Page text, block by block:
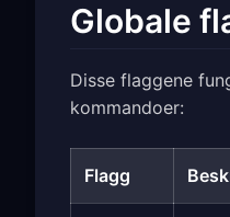
Globale
Disse flaggene
kommandoer:
Flagg